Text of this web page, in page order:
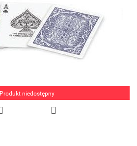
Produkt niedostępny